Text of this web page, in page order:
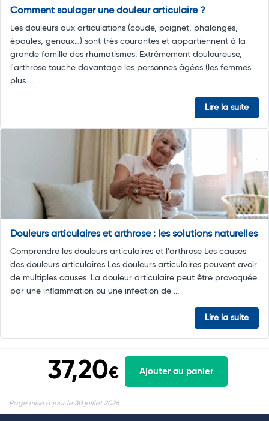
Comment soulager une douleur articulaire ?
Les douleurs aux articulations (coude, poignet, phalanges,
épaules, genoux…) sont très courantes et appartiennent à la
grande famille des rhumatismes. Extrêmement douloureuse,
l'arthrose touche davantage les personnes âgées (les femmes
plus ...
Lire la suite
Douleurs articulaires et arthrose : les solutions naturelles
Comprendre les douleurs articulaires et l’arthrose Les causes
des douleurs articulaires Les douleurs articulaires peuvent avoir
de multiples causes. La douleur articulaire peut être provoquée
par une inflammation ou une infection de ...
Lire la suite
37,20€ Ajouter au panier
Page mise à jour le 30 juillet 2026